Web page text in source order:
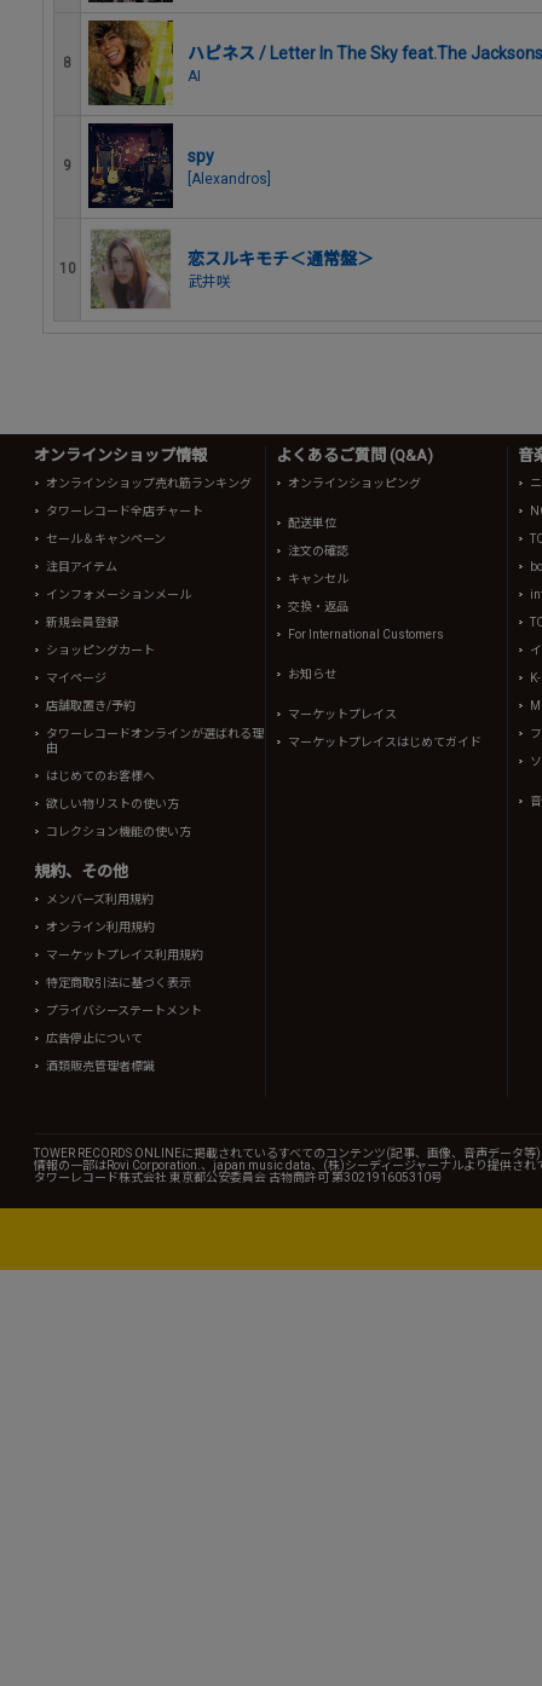
8 ハピネス / Letter In The Sky feat.The
AI
9 spy
[Alexandros]
10 恋スルキモチ＜通常盤＞
武井咲
オンラインショップ情報
オンラインショップ売れ筋ランキング
タワーレコード全店チャート
セール＆キャンペーン
注目アイテム
インフォメーションメール
新規会員登録
ショッピングカート
マイページ
店舗取置き/予約
タワーレコードオンラインが選ばれる理
由
はじめてのお客様へ
欲しい物リストの使い方
コレクション機能の使い方
規約、その他
メンバーズ利用規約
オンライン利用規約
マーケットプレイス利用規約
特定商取引法に基づく表示
プライバシーステートメント
広告停止について
酒類販売管理者標識
よくあるご質問 (Q&A)
オンラインショッピング
配送単位
注文の確認
キャンセル
交換・返品
For International Customers
お知らせ
マーケットプレイス
マーケットプレイスはじめてガイド
音
TOWER RECORDS ONLINEに掲載されているすべてのコンテンツ(記事、画像、音声データ
情報の一部はRovi Corporation.、japan music data、(株)シーディージャーナルより提供され
タワーレコード株式会社 東京都公安委員会 古物商許可 第302191605310号